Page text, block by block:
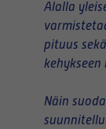
Alalla
pituus
kehykseen
Näin